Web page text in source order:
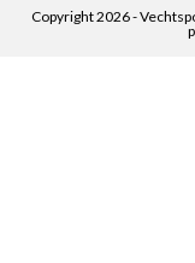
Copyright 2026 -